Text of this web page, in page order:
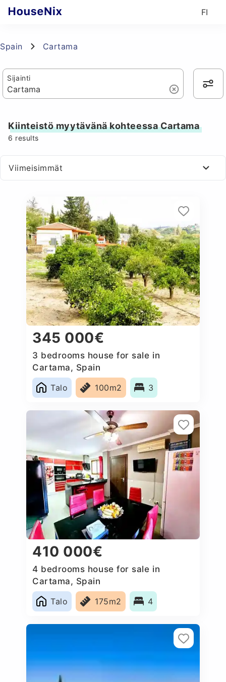
FI
Spain Cartama
Sijainti
Kiinteistö myytävänä kohteessa Cartama
6 results
Viimeisimmät
345 000€
3 bedrooms house for sale in
Cartama, Spain
Talo
100m2 3
410 000€
4 bedrooms house for sale in
Cartama, Spain
Talo
175m2 4